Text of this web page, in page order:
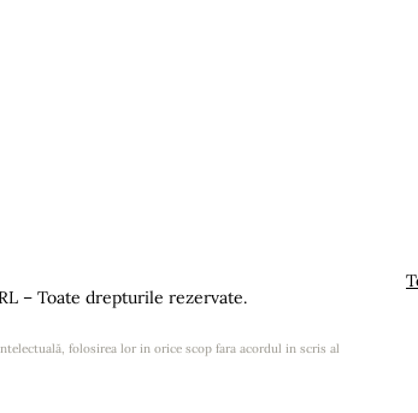
– Toate drepturile rezervate.
folosirea lor in orice scop fara acordul in scris al